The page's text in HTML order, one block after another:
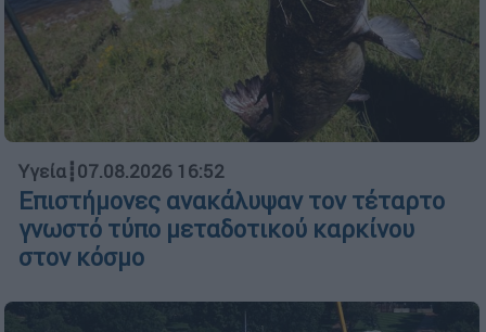
Υγεία┋07.08.2026 16:52
Επιστήμονες ανακάλυψαν τον τέταρτο
γνωστό τύπο μεταδοτικού καρκίνου
στον κόσμο